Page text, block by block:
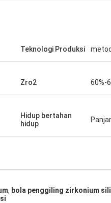
Teknologi Produksi
Zro2 60%-
Hidup bertahan
hidup
, bola penggiling zirkonium